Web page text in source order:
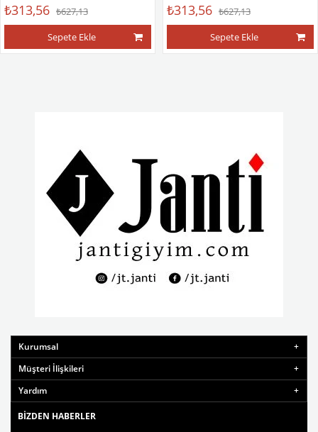
₺313,56 ₺627,13
Sepete Ekle
₺313,56 ₺627,13
Sepete Ekle
Kurumsal
Müşteri İlişkileri
Yardım
BIZDEN HABERLER